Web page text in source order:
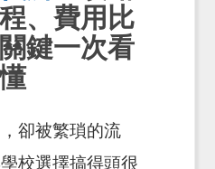
、費用比
鍵一次看
懂
卻被繁瑣的流
校選擇搞得頭很